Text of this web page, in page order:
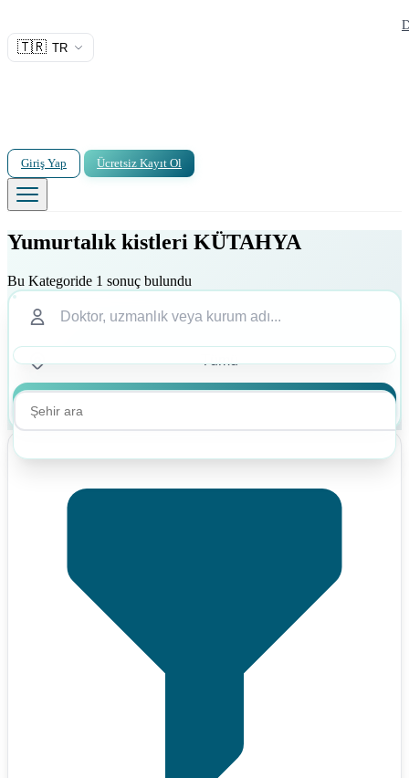
🇹🇷 TR
Giriş Yap Ücretsiz Kayıt Ol
Yumurtalık kistleri KÜTAHYA
Bu Kategoride 1 sonuç bulundu